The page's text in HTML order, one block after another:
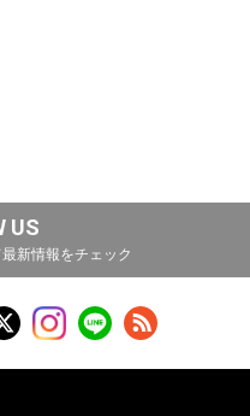
US
新情報をチェック